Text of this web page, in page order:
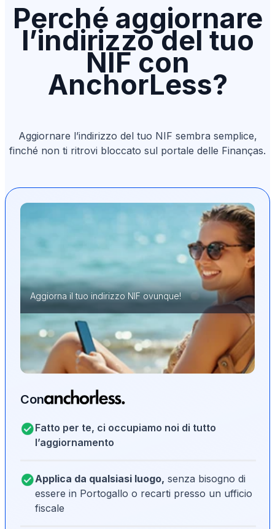
Perché aggiornare
l’indirizzo del tuo
NIF con
AnchorLess?
Aggiornare l’indirizzo del tuo NIF sembra semplice,
finché non ti ritrovi bloccato sul portale delle Finanças.
Aggiorna il tuo indirizzo NIF ovunque!
Con
Fatto per te, ci occupiamo noi di tutto
l’aggiornamento
Applica da qualsiasi luogo, senza bisogno di
essere in Portogallo o recarti presso un ufficio
fiscale